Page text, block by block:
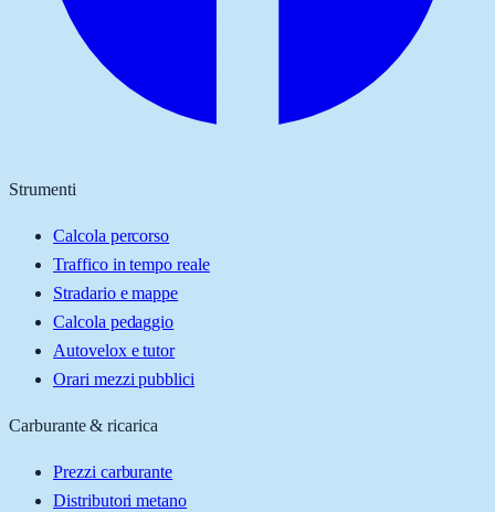
Strumenti
Calcola percorso
Traffico in tempo reale
Stradario e mappe
Calcola pedaggio
Autovelox e tutor
Orari mezzi pubblici
Carburante & ricarica
Prezzi carburante
Distributori metano